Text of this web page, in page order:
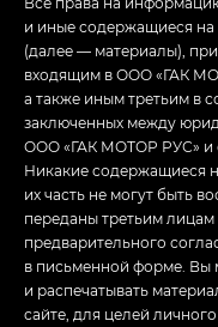
и иные содержащиеся на
(далее — материалы),
входящим в ООО «ГАК
а также иным третьим в
заключенных между
ООО «ГАК МОТОР РУС» и
Никакие содержащиеся
их часть не могут быть
переданы третьим
предварительного
в письменной форме. Вы
и распечатывать
сайте, для целей